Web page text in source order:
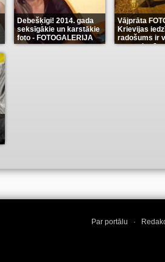
Debešķīgi! 2014. gada
seksīgākie un karstākie
foto - FOTOGALERIJA
(9)
Vājprāta
Krievijas
radošums ir
Par portālu ·